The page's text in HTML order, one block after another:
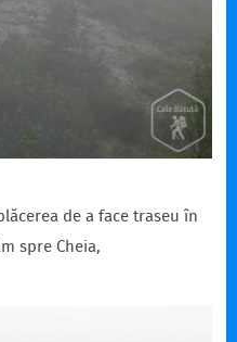
de a face traseu în
spre Cheia,